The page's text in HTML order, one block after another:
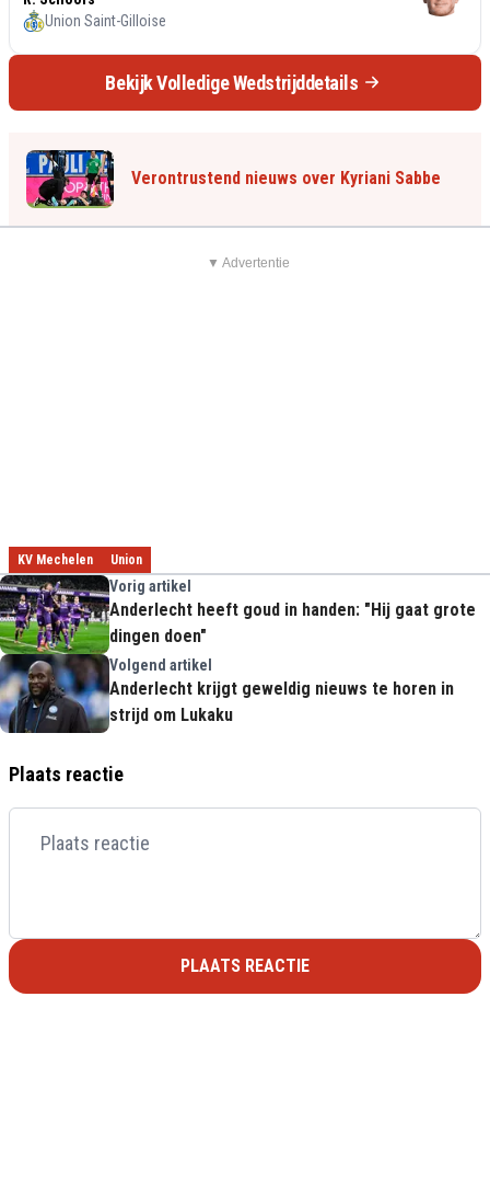
Union Saint-Gilloise
Bekijk Volledige Wedstrijddetails
Verontrustend nieuws over Kyriani Sabbe
▼ Advertentie
KV Mechelen Union
Vorig artikel
Anderlecht heeft goud in handen: "Hij gaat grote
dingen doen"
Volgend artikel
Anderlecht krijgt geweldig nieuws te horen in
strijd om Lukaku
Plaats reactie
PLAATS REACTIE